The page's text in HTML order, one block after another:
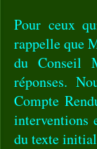
Pour ceux
rappelle que
du Conseil
réponses.
Compte
interventions
du texte